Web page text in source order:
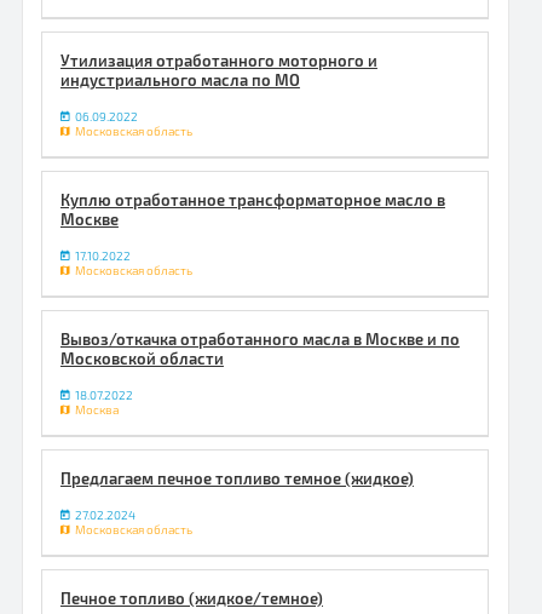
Утилизация отработанного моторного и
индустриального масла по МО
06.09.2022
Московская область
Куплю отработанное трансформаторное масло в
Москве
17.10.2022
Московская область
Вывоз/откачка отработанного масла в Москве и по
Московской области
18.07.2022
Москва
Предлагаем печное топливо темное (жидкое)
27.02.2024
Московская область
Печное топливо (жидкое/темное)